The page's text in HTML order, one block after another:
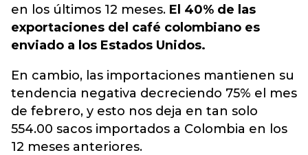
en los últimos 12 meses. El 40% de las
exportaciones del café colombiano es
enviado a los Estados Unidos.
En cambio, las importaciones mantienen su
tendencia negativa decreciendo 75% el mes
de febrero, y esto nos deja en tan solo
554.00 sacos importados a Colombia en los
12 meses anteriores.